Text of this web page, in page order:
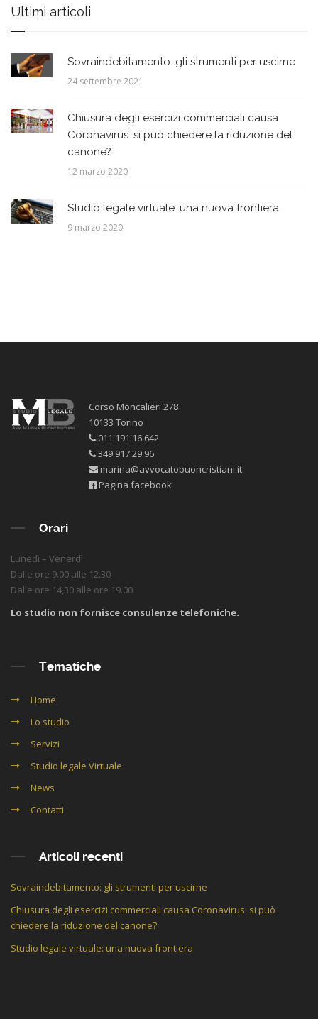
Ultimi articoli
Sovraindebitamento: gli strumenti per uscirne
24 settembre 2021
Chiusura degli esercizi commerciali causa
Coronavirus: si può chiedere la riduzione del
canone?
12 marzo 2020
Studio legale virtuale: una nuova frontiera
9 marzo 2020
Corso Moncalieri 278
10133 Torino
011.191.16.642
349.917.29.96
marina@avvocatobuoncristiani.it
Pagina facebook
Orari
Lunedì – Venerdì
Dalle ore 9.00 alle 12.30
Dalle ore 14,30 alle ore 19.00
Lo studio non fornisce consulenze telefoniche.
Tematiche
Home
Lo studio
Servizi
Studio legale Virtuale
News
Contatti
Articoli recenti
Sovraindebitamento: gli strumenti per uscirne
Chiusura degli esercizi commerciali causa Coronavirus: si può
chiedere la riduzione del canone?
Studio legale virtuale: una nuova frontiera